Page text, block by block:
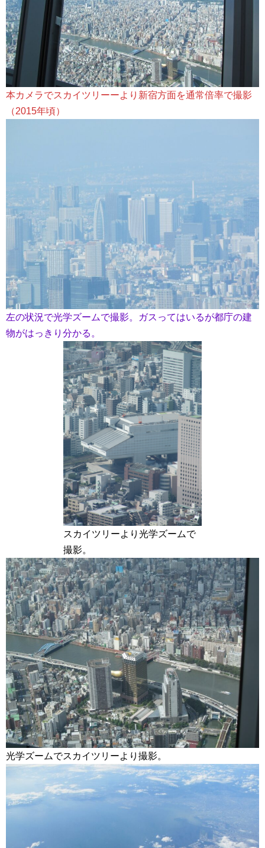
本カメラでスカイツリーーより新宿方面を通常倍率で撮影
（2015年頃）
左の状況で光学ズームで撮影。ガスってはいるが都庁の建
物がはっきり分かる。
スカイツリーより光学ズームで
撮影。
光学ズームでスカイツリーより撮影。